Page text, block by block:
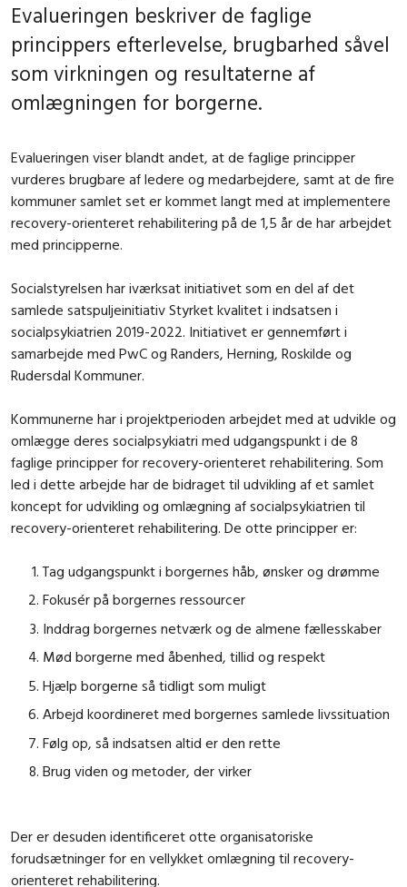
Evalueringen beskriver de faglige
princippers efterlevelse, brugbarhed såvel
som virkningen og resultaterne af
omlægningen for borgerne.
Evalueringen viser blandt andet, at de faglige principper
vurderes brugbare af ledere og medarbejdere, samt at de fire
kommuner samlet set er kommet langt med at implementere
recovery-orienteret rehabilitering på de 1,5 år de har arbejdet
med principperne.
Socialstyrelsen har iværksat initiativet som en del af det
samlede satspuljeinitiativ Styrket kvalitet i indsatsen i
socialpsykiatrien 2019-2022. Initiativet er gennemført i
samarbejde med PwC og Randers, Herning, Roskilde og
Rudersdal Kommuner.
Kommunerne har i projektperioden arbejdet med at udvikle og
omlægge deres socialpsykiatri med udgangspunkt i de 8
faglige principper for recovery-orienteret rehabilitering. Som
led i dette arbejde har de bidraget til udvikling af et samlet
koncept for udvikling og omlægning af socialpsykiatrien til
recovery-orienteret rehabilitering. De otte principper er:
Tag udgangspunkt i borgernes håb, ønsker og drømme
Fokusér på borgernes ressourcer
Inddrag borgernes netværk og de almene fællesskaber
Mød borgerne med åbenhed, tillid og respekt
Hjælp borgerne så tidligt som muligt
Arbejd koordineret med borgernes samlede livssituation
Følg op, så indsatsen altid er den rette
Brug viden og metoder, der virker
Der er desuden identificeret otte organisatoriske
forudsætninger for en vellykket omlægning til recovery-
orienteret rehabilitering.